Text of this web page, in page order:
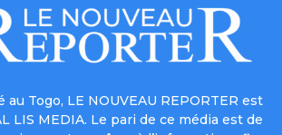
Togo, LE NOUVEAU REPORTER est
LIS MEDIA. Le pari de ce média est de